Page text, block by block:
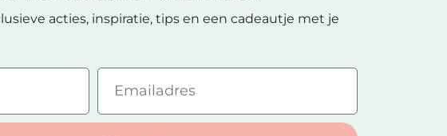
acties, inspiratie, tips en een cadeautje met je